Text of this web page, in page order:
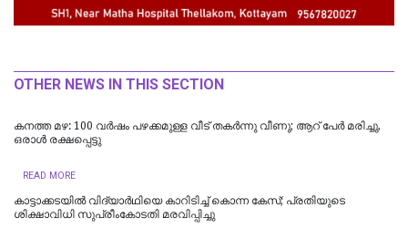
OTHER NEWS IN THIS SECTION
കനത്ത മഴ: 100 വർഷം പഴക്കമുള്ള വീട് തകർന്നു വീണു; ആറ് പേർ മരിച്ചു,
ഒരാൾ രക്ഷപ്പെട്ടു
READ MORE
കാട്ടാക്കടയില്‍ വിദ്യാര്‍ഥിയെ കാറിടിച്ച് കൊന്ന കേസ്; പ്രതിയുടെ
ശിക്ഷാവിധി സുപ്രീംകോടതി മരവിപ്പിച്ചു